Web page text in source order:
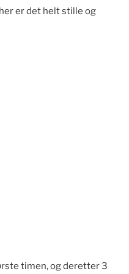
er det helt stille og
timen, og deretter 3